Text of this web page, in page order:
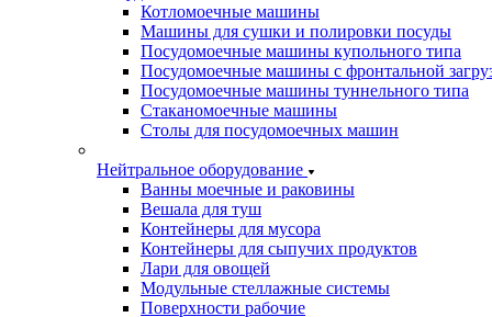
Котломоечные машины
Машины для сушки и полировки посуды
Посудомоечные машины купольного типа
Посудомоечные машины с фронтальной
Посудомоечные машины туннельного типа
Стаканомоечные машины
Столы для посудомоечных машин
Нейтральное оборудование
Ванны моечные и раковины
Вешала для туш
Контейнеры для мусора
Контейнеры для сыпучих продуктов
Лари для овощей
Модульные стеллажные системы
Поверхности рабочие